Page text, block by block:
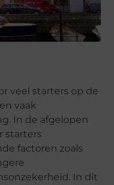
veel starters op de
vaak
In de afgelopen
starters
factoren zoals
In dit